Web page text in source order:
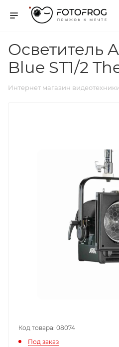
Осветитель
Blue ST1/2
Интернет магазин
Код товара: 08074
Под заказ